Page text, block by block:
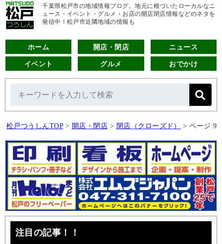
千葉県松戸市の地域情報ブログ。地元に根づいたローカルなニ
ュース・イベント・グルメ・お店の開店閉店情報などのネタを
発信中！松戸市近隣地域の情報も
ホーム 開店・閉店 ニュース
イベント グルメ おでかけ
松戸つうしんTOP > 開店・閉店 > 閉店（クローズド） > ページ 9
注目の記事！！